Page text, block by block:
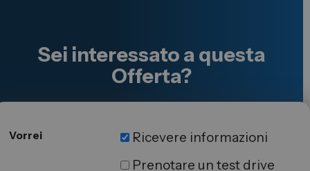
Sei interessato a questa
Offerta?
Vorrei
Ricevere informazioni
Prenotare un test drive